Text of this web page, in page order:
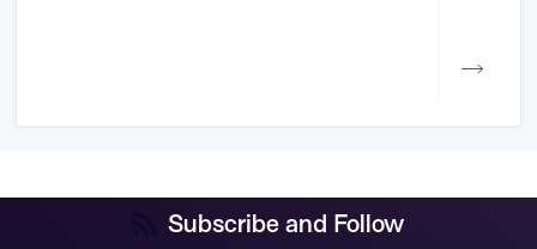
Subscribe and Follow